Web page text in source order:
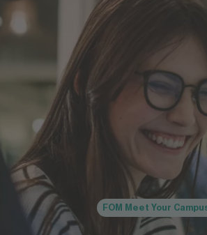
FOM Meet Your